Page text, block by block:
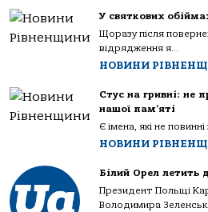
У святкових
Щоразу після
відрядження я...
НОВИНИ
Стус на гривні: не
нашої пам’яті
Є імена, які не
НОВИНИ
Білий Орел летить
Президент Польщі
Володимира